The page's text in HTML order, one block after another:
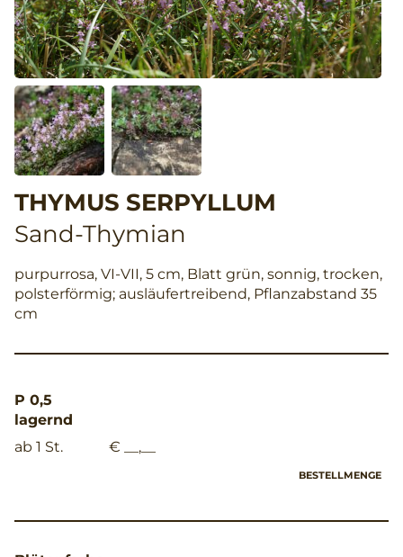
THYMUS SERPYLLUM
Sand-Thymian
purpurrosa, VI-VII, 5 cm, Blatt grün, sonnig, trocken,
polsterförmig; ausläufertreibend, Pflanzabstand 35
cm
P 0,5
lagernd
ab 1 St.
€ __,__
BESTELLMENGE